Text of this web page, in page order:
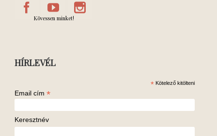
Kövessen minket!
HÍRLEVÉL
* Kötelező kitölteni
Email cím *
Keresztnév